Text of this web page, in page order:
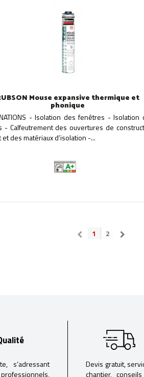
Mouse expansive thermique et
phonique
- Isolation des fenêtres - Isolation
- Calfeutrement des ouvertures de
des matériaux d’isolation -...
1 2
s’adressant
Devis gratuit,
chantier,